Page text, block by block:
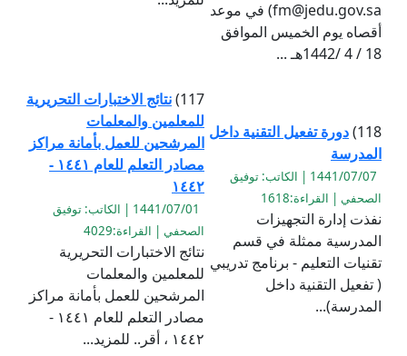
fm@jedu.gov.sa) في موعد
أقصاه يوم الخميس الموافق
18 / 4 /1442هـ ...
118) دورة تفعيل التقنية داخل
المدرسة
1441/07/07 | الكاتب: توفيق
الصحفي | القراءة:1618
نفذت إدارة التجهيزات
المدرسية ممثلة في قسم
تقنيات التعليم - برنامج تدريبي
( تفعيل التقنية داخل
المدرسة)...
117) نتائج الاختبارات التحريرية
للمعلمين والمعلمات
المرشحين للعمل بأمانة مراكز
مصادر التعلم للعام ١٤٤١ -
١٤٤٢
1441/07/01 | الكاتب: توفيق
الصحفي | القراءة:4029
نتائج الاختبارات التحريرية
للمعلمين والمعلمات
المرشحين للعمل بأمانة مراكز
مصادر التعلم للعام ١٤٤١ -
١٤٤٢ ، أقر.. للمزيد...